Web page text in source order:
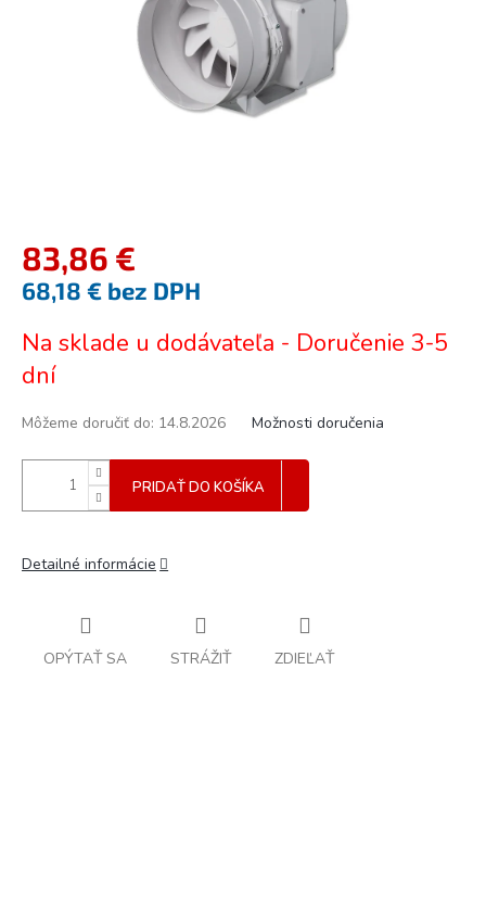
83,86 €
68,18 € bez DPH
cena:
Na sklade u dodávateľa - Doručenie 3-5
dní
Môžeme doručiť do: 14.8.2026 Možnosti doručenia
PRIDAŤ DO KOŠÍKA
Detailné informácie
OPÝTAŤ SA STRÁŽIŤ ZDIEĽAŤ